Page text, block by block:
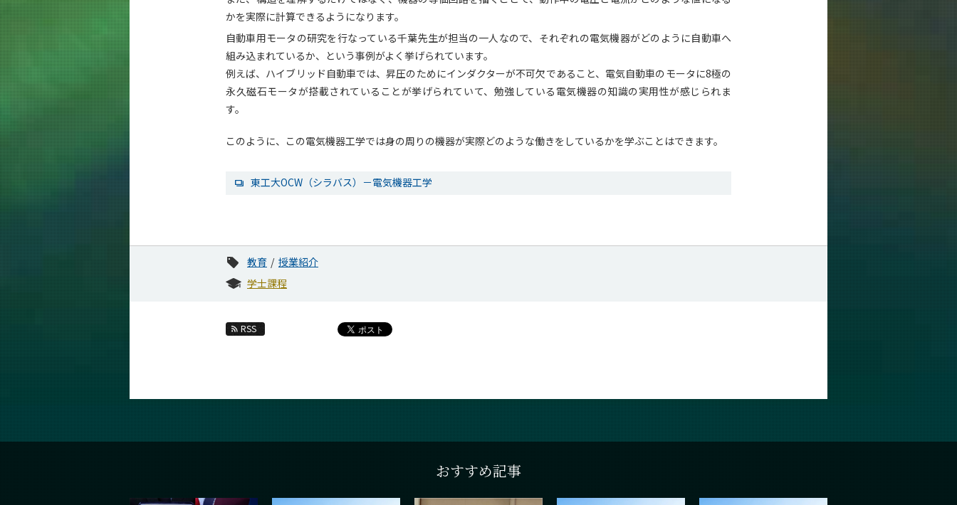
かを実際に計算できるようになります。
自動車用モータの研究を行なっている千葉先生が担当の一人なので、それぞれの電気機器がどのように自動車へ
組み込まれているか、という事例がよく挙げられています。
例えば、ハイブリッド自動車では、昇圧のためにインダクターが不可欠であること、電気自動車のモータに8極の
永久磁石モータが搭載されていることが挙げられていて、勉強している電気機器の知識の実用性が感じられま
す。
このように、この電気機器工学では身の周りの機器が実際どのような働きをしているかを学ぶことはできます。
東工大OCW（シラバス）－電気機器工学
教育
授業紹介
学士課程
RSS
おすすめ記事